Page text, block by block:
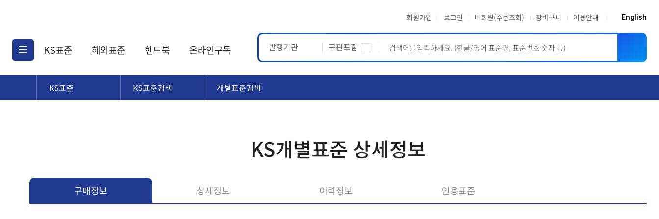
회원가입 로그인 비회원(주문조회) 장바구니 이용안내 English
KS표준
KS표준검색
해외표준
해외표준검색
핸드북 온라인구독 발행기관 구판포함
KS표준 KS표준검색 개별표준검색
KS개별표준 상세정보
구매정보 상세정보 이력정보 인용표준